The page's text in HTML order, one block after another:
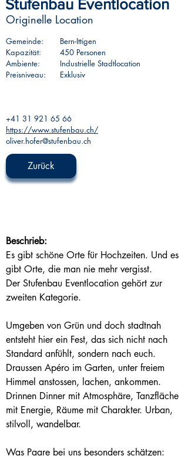
Stufenbau Eventlocation
Originelle Location
Gemeinde:
Bern-Ittigen
Kapazität:
450 Personen
Ambiente:
Industrielle Stadtlocation
Preisniveau:
Exklusiv
+41 31 921 65 66
https://www.stufenbau.ch/
oliver.hofer@stufenbau.ch
Zurück
Beschrieb:
Es gibt schöne Orte für Hochzeiten. Und es
gibt Orte, die man nie mehr vergisst.
Der Stufenbau Eventlocation gehört zur
zweiten Kategorie.
Umgeben von Grün und doch stadtnah
entsteht hier ein Fest, das sich nicht nach
Standard anfühlt, sondern nach euch.
Draussen Apéro im Garten, unter freiem
Himmel anstossen, lachen, ankommen.
Drinnen Dinner mit Atmosphäre, Tanzfläche
mit Energie, Räume mit Charakter. Urban,
stilvoll, wandelbar.
Was Paare bei uns besonders schätzen: